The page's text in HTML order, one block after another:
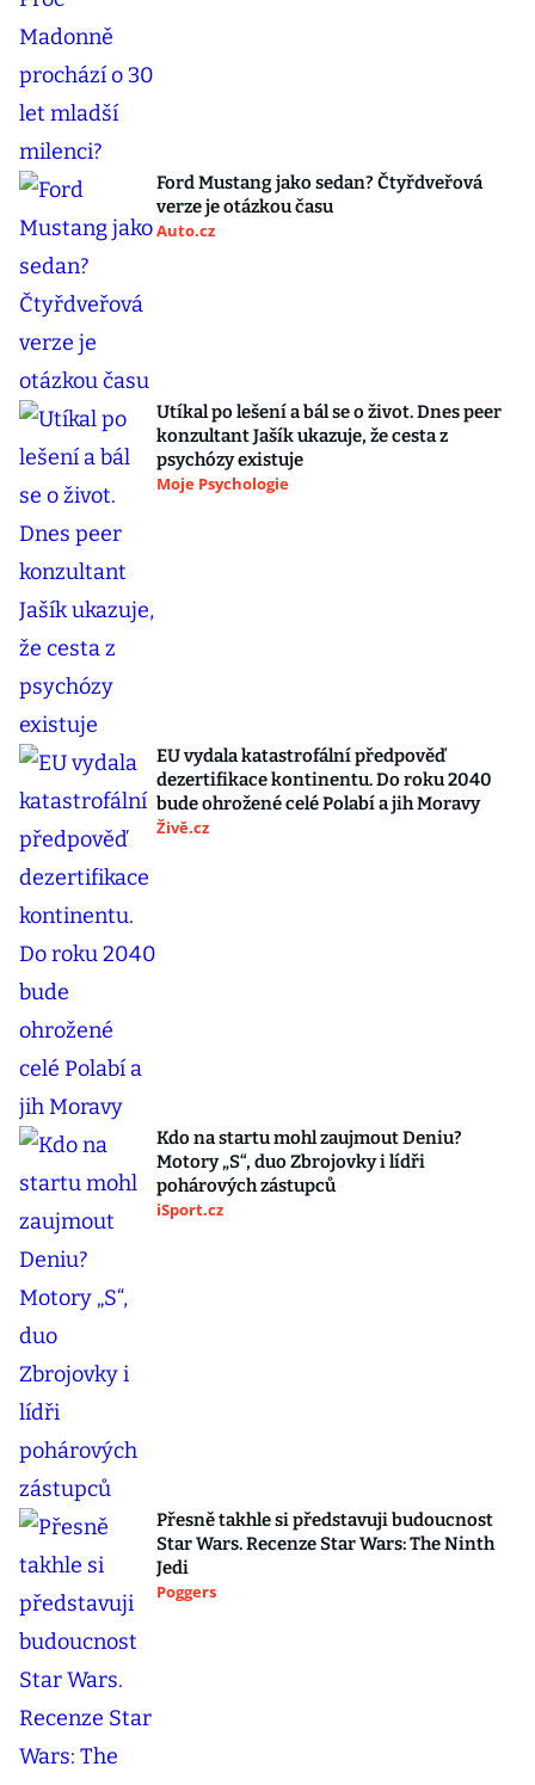
Ford Mustang jako sedan? Čtyřdveřová
verze je otázkou času
Auto.cz
Utíkal po lešení a bál se o život. Dnes peer
konzultant Jašík ukazuje, že cesta z
psychózy existuje
Moje Psychologie
EU vydala katastrofální předpověď
dezertifikace kontinentu. Do roku 2040
bude ohrožené celé Polabí a jih Moravy
Živě.cz
Kdo na startu mohl zaujmout Deniu?
Motory „S“, duo Zbrojovky i lídři
pohárových zástupců
iSport.cz
Přesně takhle si představuji budoucnost
Star Wars. Recenze Star Wars: The Ninth
Jedi
Poggers